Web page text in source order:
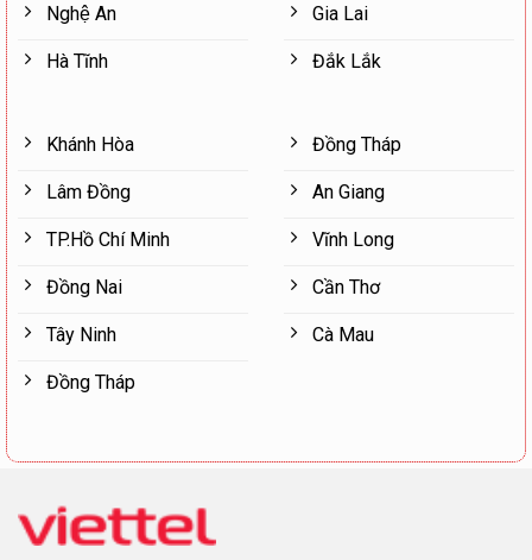
Nghệ An
Hà Tĩnh
Gia Lai
Đắk Lắk
Khánh Hòa
Lâm Đồng
TP.Hồ Chí Minh
Đồng Nai
Tây Ninh
Đồng Tháp
Đồng Tháp
An Giang
Vĩnh Long
Cần Thơ
Cà Mau